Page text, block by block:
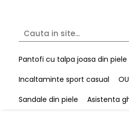
Pantofi cu talpa joasa din piele
Incaltaminte sport casual
Sandale din piele
Asistenta